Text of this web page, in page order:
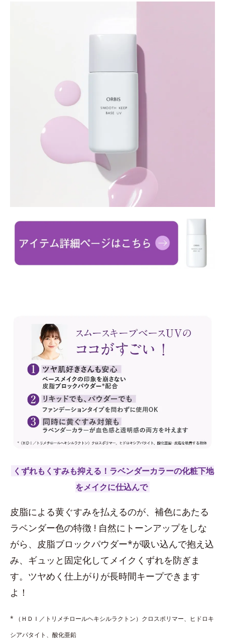
くずれもくすみも抑える！ラベンダーカラーの化粧下地
をメイクに仕込んで
皮脂による黄ぐすみを払えるのが、補色にあたる
ラベンダー色の特徴 ! 自然にトーンアップをしな
がら、皮脂ブロックパウダー*が吸い込んで抱え込
み、ギュッと固定化してメイクくずれを防ぎま
す。ツヤめく仕上がりが長時間キープできます
よ！
* （ＨＤＩ／トリメチロールヘキシルラクトン）クロスポリマー、ヒドロキ
シアパタイト、酸化亜鉛